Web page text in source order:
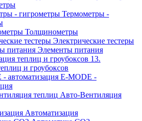
Термометры -
Толщинометры
Электрические тестеры
Элементы питания
13.
и гроубоксов
E-MODE -
Авто-Вентиляция
Автоматизация